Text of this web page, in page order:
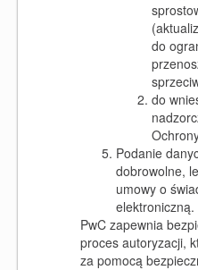
do
do
Podanie
dobrowolne,
umowy o
elektroniczną.
PwC zapewnia
proces autoryzacji,
za pomocą